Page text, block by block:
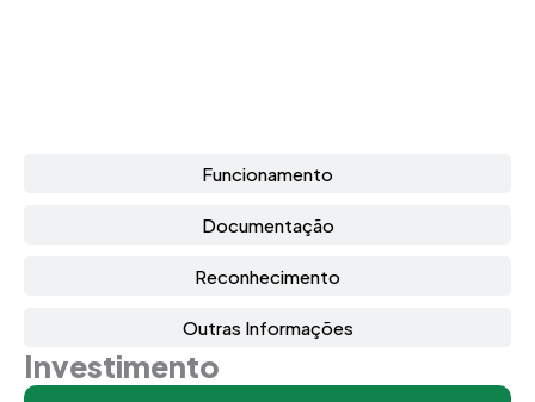
Funcionamento
Documentação
Reconhecimento
Outras Informações
Investimento